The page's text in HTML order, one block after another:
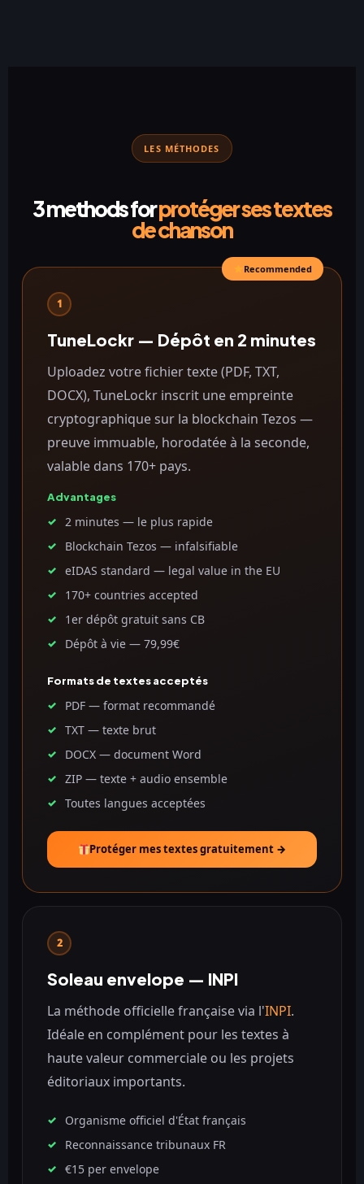
LES MÉTHODES
3 methods forprotéger ses textes
de chanson
Recommended
1
TuneLockr — Dépôt en 2 minutes
Uploadez votre fichier texte (PDF, TXT,
DOCX), TuneLockr inscrit une empreinte
cryptographique sur la blockchain Tezos —
preuve immuable, horodatée à la seconde,
valable dans 170+ pays.
Advantages
2 minutes — le plus rapide
Blockchain Tezos — infalsifiable
eIDAS standard — legal value in the EU
170+ countries accepted
1er dépôt gratuit sans CB
Dépôt à vie — 79,99€
Formats de textes acceptés
PDF — format recommandé
TXT — texte brut
DOCX — document Word
ZIP — texte + audio ensemble
Toutes langues acceptées
Protéger mes textes gratuitement →
2
Soleau envelope — INPI
La méthode officielle française via l'INPI.
Idéale en complément pour les textes à
haute valeur commerciale ou les projets
éditoriaux importants.
Organisme officiel d'État français
Reconnaissance tribunaux FR
€15 per envelope